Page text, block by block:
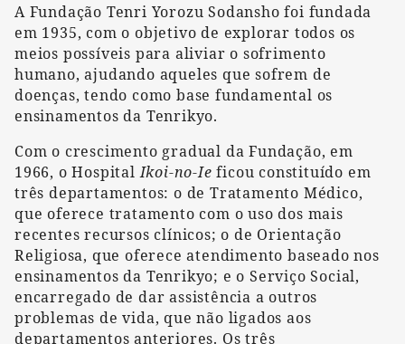
A Fundação Tenri Yorozu Sodansho foi fundada
em 1935, com o objetivo de explorar todos os
meios possíveis para aliviar o sofrimento
humano, ajudando aqueles que sofrem de
doenças, tendo como base fundamental os
ensinamentos da Tenrikyo.
Com o crescimento gradual da Fundação, em
1966, o HospitalIkoi-no-Ie ficou constituído em
três departamentos: o de Tratamento Médico,
que oferece tratamento com o uso dos mais
recentes recursos clínicos; o de Orientação
Religiosa, que oferece atendimento baseado nos
ensinamentos da Tenrikyo; e o Serviço Social,
encarregado de dar assistência a outros
problemas de vida, que não ligados aos
departamentos anteriores. Os três